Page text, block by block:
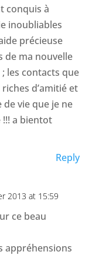
conquis à
inoubliables
précieuse
de ma nouvelle
les contacts que
d’amitié et
de vie que je ne
a bientot
Reply
2013 at 15:59
ce beau
appréhensions